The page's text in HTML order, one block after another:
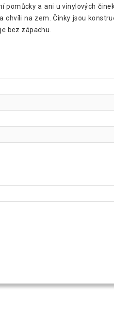
pomůcky a ani u vinylových
chvíli na zem. Činky jsou
bez zápachu.